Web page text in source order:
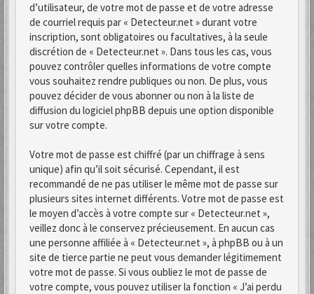
d’utilisateur, de votre mot de passe et de votre adresse
de courriel requis par « Detecteur.net » durant votre
inscription, sont obligatoires ou facultatives, à la seule
discrétion de « Detecteur.net ». Dans tous les cas, vous
pouvez contrôler quelles informations de votre compte
vous souhaitez rendre publiques ou non. De plus, vous
pouvez décider de vous abonner ou non à la liste de
diffusion du logiciel phpBB depuis une option disponible
sur votre compte.
Votre mot de passe est chiffré (par un chiffrage à sens
unique) afin qu’il soit sécurisé. Cependant, il est
recommandé de ne pas utiliser le même mot de passe sur
plusieurs sites internet différents. Votre mot de passe est
le moyen d’accès à votre compte sur « Detecteur.net »,
veillez donc à le conservez précieusement. En aucun cas
une personne affiliée à « Detecteur.net », à phpBB ou à un
site de tierce partie ne peut vous demander légitimement
votre mot de passe. Si vous oubliez le mot de passe de
votre compte, vous pouvez utiliser la fonction « J’ai perdu